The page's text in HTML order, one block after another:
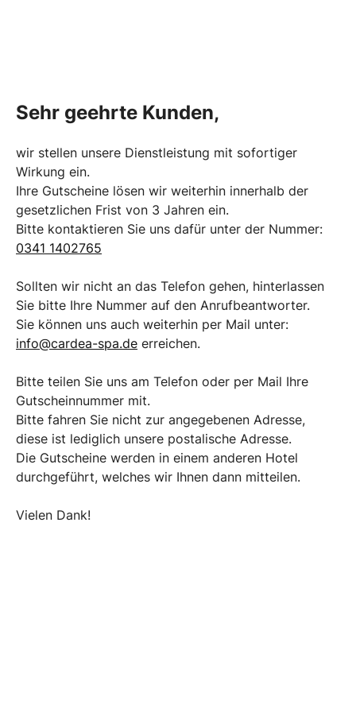
Sehr geehrte Kunden,
wir stellen unsere Dienstleistung mit sofortiger
Wirkung ein.
Ihre Gutscheine lösen wir weiterhin innerhalb der
gesetzlichen Frist von 3 Jahren ein.
Bitte kontaktieren Sie uns dafür unter der Nummer:
0341 1402765
Sollten wir nicht an das Telefon gehen, hinterlassen
Sie bitte Ihre Nummer auf den Anrufbeantworter.
Sie können uns auch weiterhin per Mail unter:
info@cardea-spa.de erreichen.
Bitte teilen Sie uns am Telefon oder per Mail Ihre
Gutscheinnummer mit.
Bitte fahren Sie nicht zur angegebenen Adresse,
diese ist lediglich unsere postalische Adresse.
Die Gutscheine werden in einem anderen Hotel
durchgeführt, welches wir Ihnen dann mitteilen.
Vielen Dank!